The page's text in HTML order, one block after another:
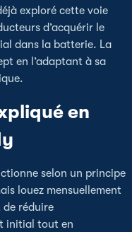
exploré cette voie
d’acquérir le
dans la batterie. La
en l’adaptant à sa
en
selon un principe
louez mensuellement
réduire
initial tout en